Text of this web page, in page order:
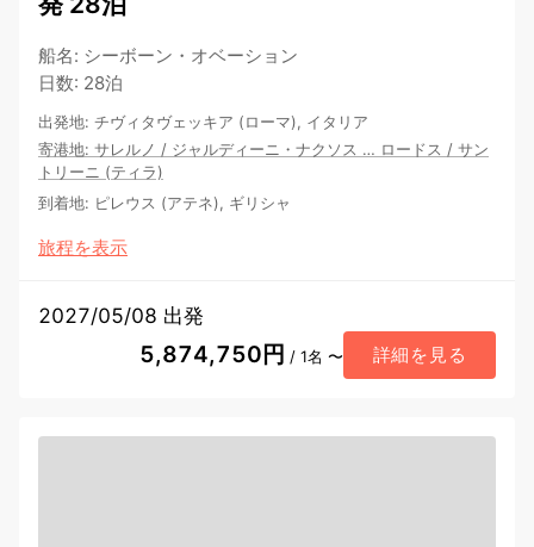
船名: シーボーン・オベーション
日数: 28泊
出発地: チヴィタヴェッキア (ローマ), イタリア
寄港地: サレルノ / ジャルディーニ・ナクソス … ロードス / サン
トリーニ (ティラ)
到着地: ピレウス (アテネ), ギリシャ
旅程を表示
2027/05/08 出発
5,874,750円 / 1名 〜 詳細を見る